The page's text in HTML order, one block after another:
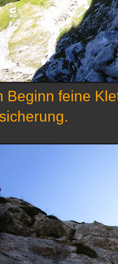
Beginn feine